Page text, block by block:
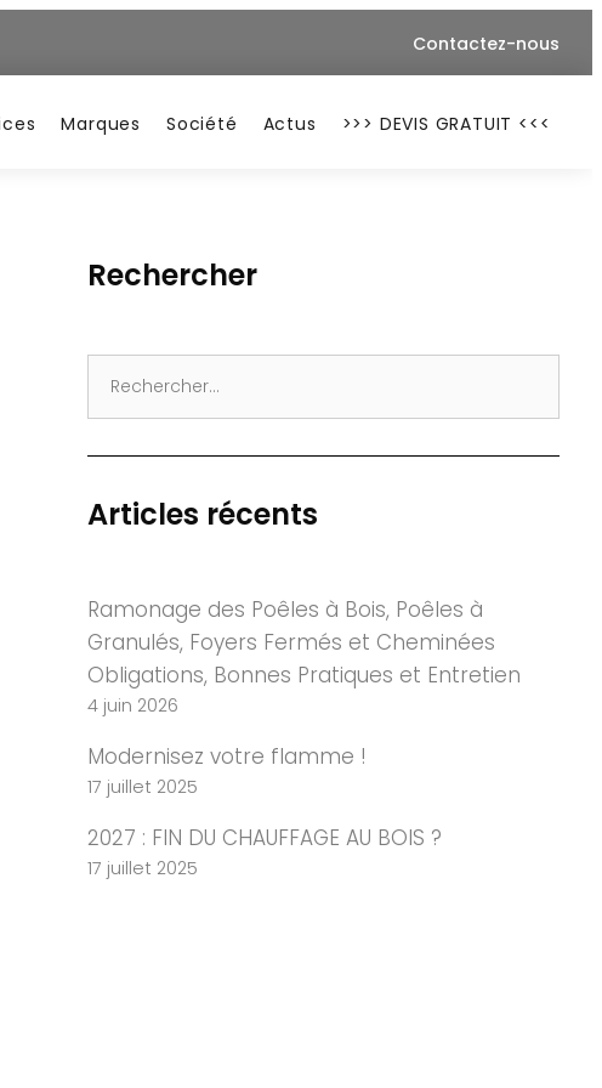
Contactez-nous
Marques Société Actus >>> DEVIS GRATUIT <<<
Rechercher
for:
Articles récents
Ramonage des Poêles à Bois, Poêles à
Granulés, Foyers Fermés et Cheminées
Obligations, Bonnes Pratiques et Entretien
4 juin 2026
Modernisez votre flamme !
17 juillet 2025
2027 : FIN DU CHAUFFAGE AU BOIS ?
17 juillet 2025